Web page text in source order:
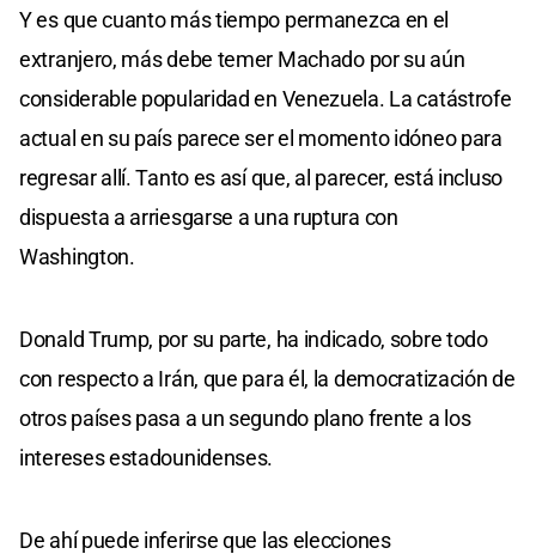
Y es que cuanto más tiempo permanezca en el
extranjero, más debe temer Machado por su aún
considerable popularidad en Venezuela. La catástrofe
actual en su país parece ser el momento idóneo para
regresar allí. Tanto es así que, al parecer, está incluso
dispuesta a arriesgarse a una ruptura con
Washington.
Donald Trump, por su parte, ha indicado, sobre todo
con respecto a Irán, que para él, la democratización de
otros países pasa a un segundo plano frente a los
intereses estadounidenses.
De ahí puede inferirse que las elecciones